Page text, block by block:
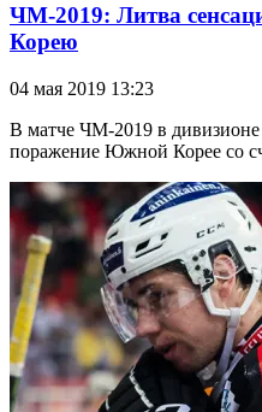
ЧМ-2019: Литва
Корею
04 мая 2019 13:23
В матче ЧМ-2019 в
поражение Южной Корее со